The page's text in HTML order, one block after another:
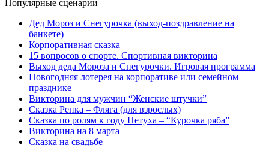
Популярные сценарии
Дед Мороз и Снегурочка (выход-поздравление на
банкете)
Корпоративная сказка
15 вопросов о спорте. Спортивная викторина
Выход деда Мороза и Снегурочки. Игровая программа
Новогодняя лотерея на корпоративе или семейном
празднике
Викторина для мужчин “Женские штучки”
Сказка Репка – Фляга (для взрослых)
Сказка по ролям к году Петуха – “Курочка ряба”
Викторина на 8 марта
Сказка на свадьбе